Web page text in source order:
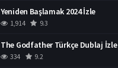
Yeniden Başlamak 2024 İzle
1,914 9.3
The Godfather Türkçe Dublaj İzle
334 9.2